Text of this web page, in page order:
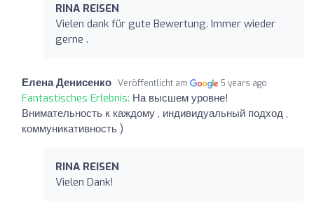
RINA REISEN
Vielen dank für gute Bewertung. Immer wieder
gerne .
Елена Денисенко Veröffentlicht am 5 years ago
Fantastisches Erlebnis: На высшем уровне!
Внимательность к каждому , индивидуальный подход ,
коммуникативность )
RINA REISEN
Vielen Dank!